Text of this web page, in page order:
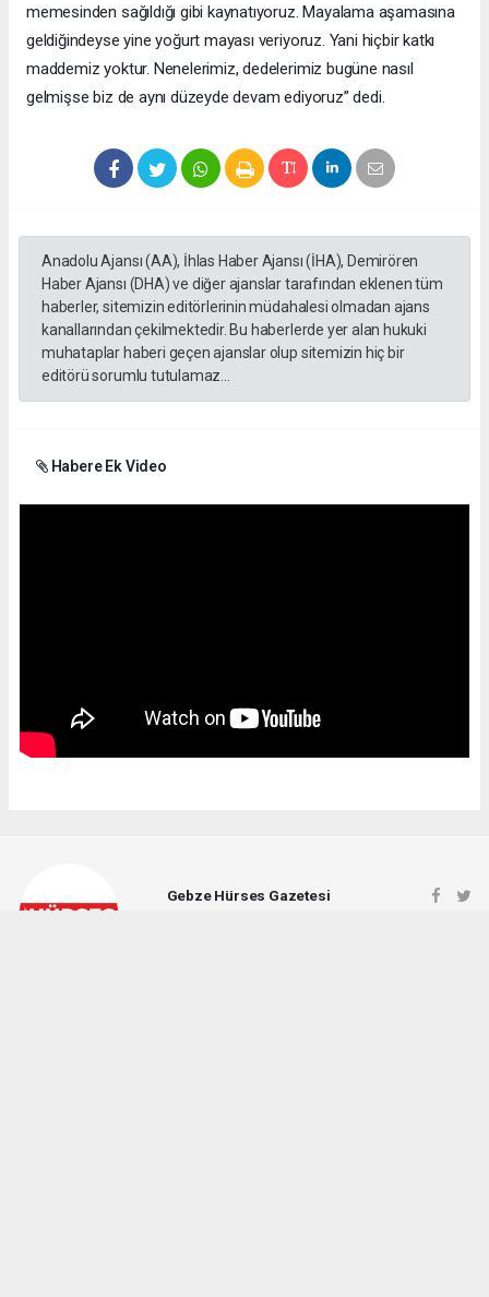
memesinden sağıldığı gibi kaynatıyoruz. Mayalama aşamasına
geldiğindeyse yine yoğurt mayası veriyoruz. Yani hiçbir katkı
maddemiz yoktur. Nenelerimiz, dedelerimiz bugüne nasıl
gelmişse biz de aynı düzeyde devam ediyoruz” dedi.
Anadolu Ajansı (AA), İhlas Haber Ajansı (İHA), Demirören
Haber Ajansı (DHA) ve diğer ajanslar tarafından eklenen tüm
haberler, sitemizin editörlerinin müdahalesi olmadan ajans
kanallarından çekilmektedir. Bu haberlerde yer alan hukuki
muhataplar haberi geçen ajanslar olup sitemizin hiç bir
editörü sorumlu tutulamaz...
Habere Ek Video
Gebze Hürses Gazetesi